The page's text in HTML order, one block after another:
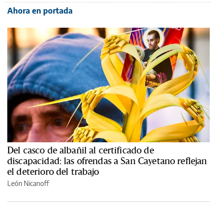
Ahora en portada
Del casco de albañil al certificado de
discapacidad: las ofrendas a San Cayetano reflejan
el deterioro del trabajo
León Nicanoff